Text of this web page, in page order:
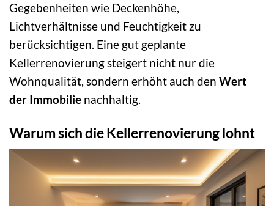
Gegebenheiten wie Deckenhöhe,
Lichtverhältnisse und Feuchtigkeit zu
berücksichtigen. Eine gut geplante
Kellerrenovierung steigert nicht nur die
Wohnqualität, sondern erhöht auch den Wert
der Immobilie nachhaltig.
Warum sich die Kellerrenovierung lohnt